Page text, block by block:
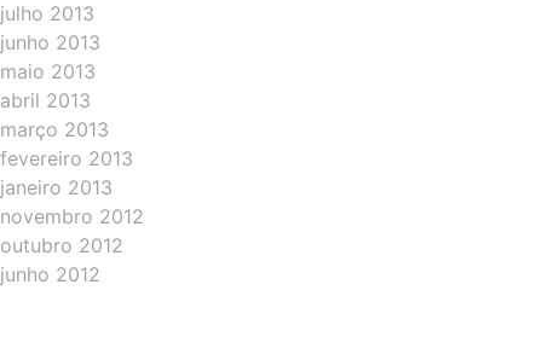
julho 2013
junho 2013
maio 2013
abril 2013
março 2013
fevereiro 2013
janeiro 2013
novembro 2012
outubro 2012
junho 2012